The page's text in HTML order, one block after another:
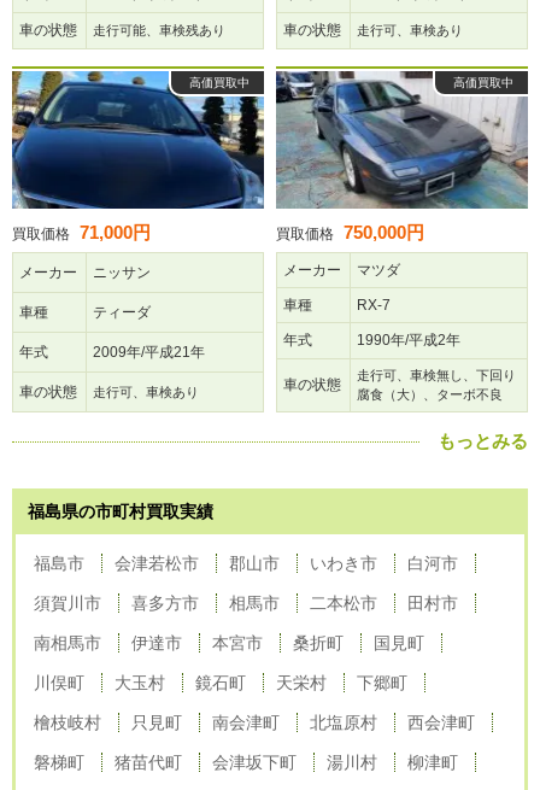
車の状態 走行可能、車検残あり 車の状態 走行可、車検あり
高価買取中
買取価格 71,000円
メーカー ニッサン
車種 ティーダ
年式 2009年/平成21年
車の状態 走行可、車検あり
高価買取中
買取価格 750,000円
メーカー マツダ
車種 RX-7
年式 1990年/平成2年
車の状態
走行可、車検無し、下回り
腐食（大）、ターボ不良
もっとみる
福島県の市町村買取実績
福島市 会津若松市 郡山市 いわき市 白河市
須賀川市 喜多方市 相馬市 二本松市 田村市
南相馬市 伊達市 本宮市 桑折町 国見町
川俣町 大玉村 鏡石町 天栄村 下郷町
檜枝岐村 只見町 南会津町 北塩原村 西会津町
磐梯町 猪苗代町 会津坂下町 湯川村 柳津町